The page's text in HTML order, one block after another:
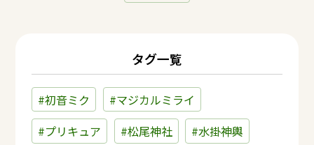
タグ一覧
#初音ミク
#マジカルミライ
#プリキュア
#松尾神社
#水掛神輿